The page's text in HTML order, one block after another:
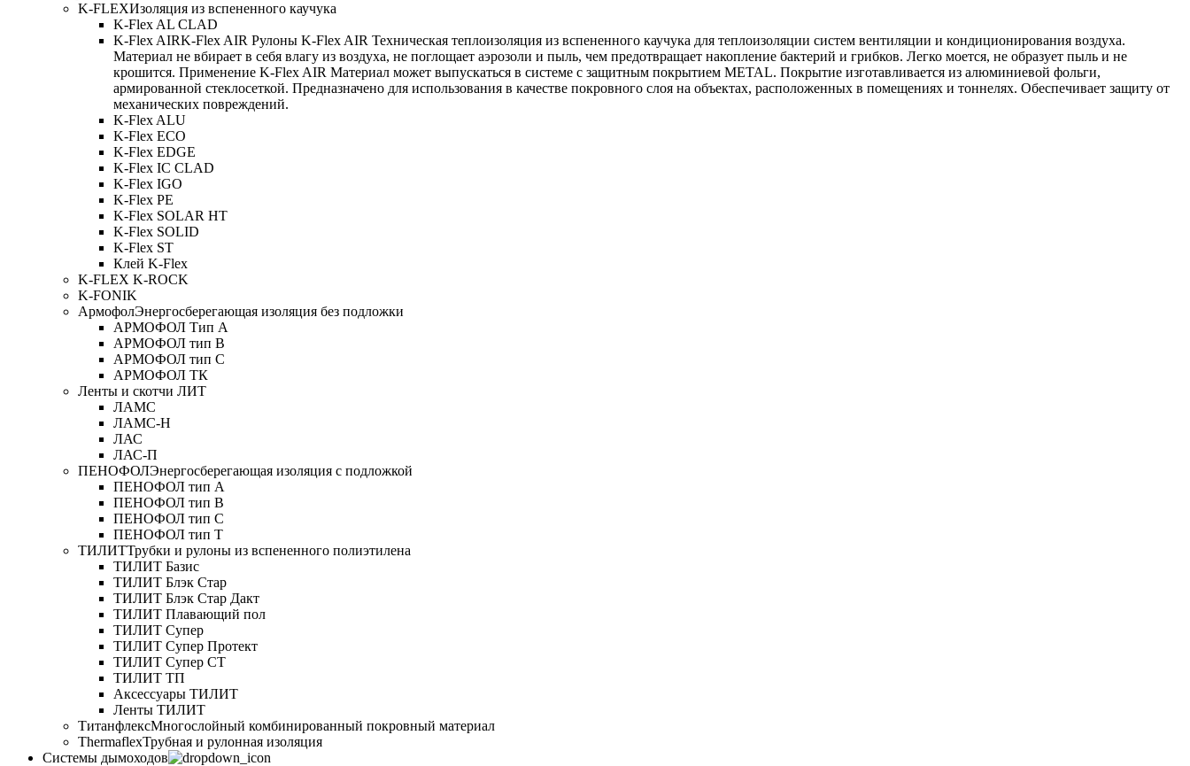
K-FLEXИзоляция из вспененного каучука
K-Flex AL CLAD
K-Flex AIRK-Flex AIR Рулоны K-Flex AIR Техническая теплоизоляция из вспененного каучука для теплоизоляции систем вентиляции и кондиционирования воздуха.
Материал не вбирает в себя влагу из воздуха, не поглощает аэрозоли и пыль, чем предотвращает накопление бактерий и грибков. Легко моется, не образует пыль и не
крошится. Применение K-Flex AIR Материал может выпускаться в системе c защитным покрытием METAL. Покрытие изготавливается из алюминиевой фольги,
армированной стеклосеткой. Предназначено для использования в качестве покровного слоя на объектах, расположенных в помещениях и тоннелях. Обеспечивает защиту от
механических повреждений.
K-Flex ALU
K-Flex ECO
K-Flex EDGE
K-Flex IC CLAD
K-Flex IGO
K-Flex PE
K-Flex SOLAR HT
K-Flex SOLID
K-Flex ST
Клей K-Flex
K-FLEX K-ROCK
K-FONIK
АрмофолЭнергосберегающая изоляция без подложки
АРМОФОЛ Тип А
АРМОФОЛ тип В
АРМОФОЛ тип C
АРМОФОЛ ТК
Ленты и скотчи ЛИТ
ЛАМС
ЛАМС-Н
ЛАС
ЛАС-П
ПЕНОФОЛЭнергосберегающая изоляция с подложкой
ПЕНОФОЛ тип А
ПЕНОФОЛ тип B
ПЕНОФОЛ тип C
ПЕНОФОЛ тип T
ТИЛИТТрубки и рулоны из вспененного полиэтилена
ТИЛИТ Базис
ТИЛИТ Блэк Стар
ТИЛИТ Блэк Стар Дакт
ТИЛИТ Плавающий пол
ТИЛИТ Супер
ТИЛИТ Супер Протект
ТИЛИТ Супер СТ
ТИЛИТ ТП
Аксессуары ТИЛИТ
Ленты ТИЛИТ
ТитанфлексМногослойный комбинированный покровный материал
ThermaflexТрубная и рулонная изоляция
Cистемы дымоходов